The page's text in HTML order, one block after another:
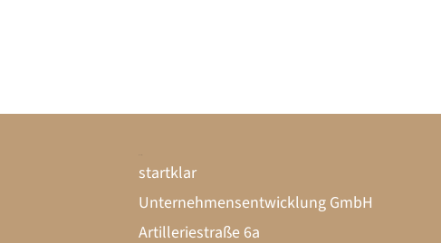
startklar
Unternehmensentwicklung GmbH
Artilleriestraße 6a
LinkedIn
Instagram